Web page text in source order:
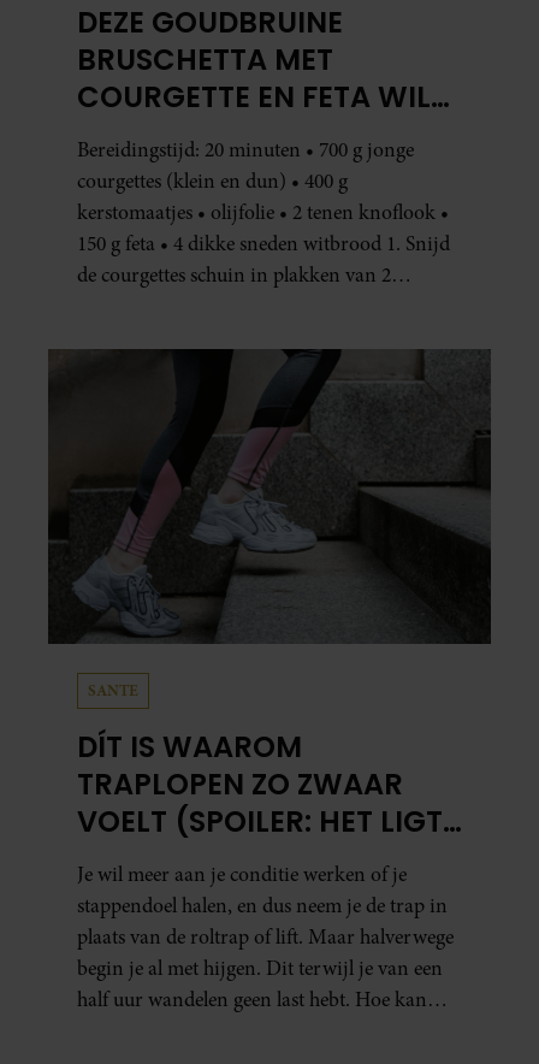
DEZE GOUDBRUINE
BRUSCHETTA MET
COURGETTE EN FETA WIL
JE METEEN MAKEN
Bereidingstijd: 20 minuten • 700 g jonge
courgettes (klein en dun) • 400 g
kerstomaatjes • olijfolie • 2 tenen knoflook •
150 g feta • 4 dikke sneden witbrood 1. Snijd
de courgettes schuin in plakken van 2
SANTE
DÍT IS WAAROM
TRAPLOPEN ZO ZWAAR
VOELT (SPOILER: HET LIGT
NIET AAN JE CONDITIE)
Je wil meer aan je conditie werken of je
stappendoel halen, en dus neem je de trap in
plaats van de roltrap of lift. Maar halverwege
begin je al met hijgen. Dit terwijl je van een
half uur wandelen geen last hebt. Hoe kan